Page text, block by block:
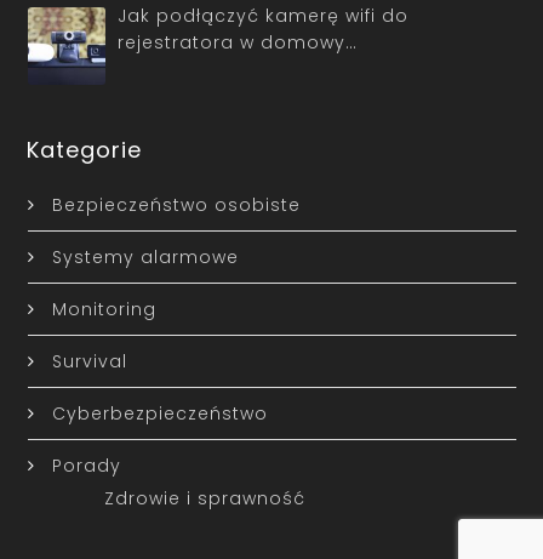
Jak podłączyć kamerę wifi do
rejestratora w domowy…
Kategorie
Bezpieczeństwo osobiste
Systemy alarmowe
Monitoring
Survival
Cyberbezpieczeństwo
Porady
Zdrowie i sprawność